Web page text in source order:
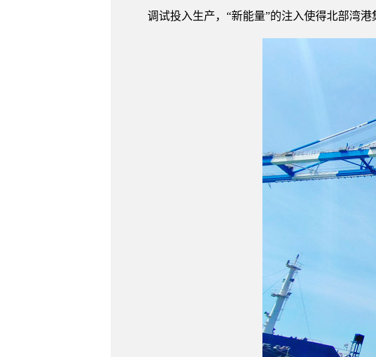
调试投入生产，“新能量”的注入使得北部湾港